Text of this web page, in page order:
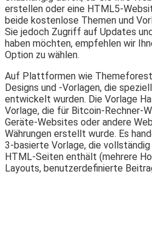
erstellen oder eine HTML5-
beide kostenlose Themen und
Sie jedoch Zugriff auf Updates
haben möchten, empfehlen wir
Option zu wählen.
Auf Plattformen wie
Designs und -Vorlagen, die
entwickelt wurden. Die Vorlage
Vorlage, die für Bitcoin-Rechner-
Geräte-Websites oder andere
Währungen erstellt wurde. Es
3-basierte Vorlage, die
HTML-Seiten enthält (mehrere
Layouts, benutzerdefinierte